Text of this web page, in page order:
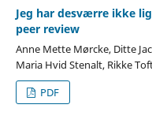
Jeg har desværre ikke
peer review
Anne Mette Mørcke, Ditte
Maria Hvid Stenalt, Rikke
PDF